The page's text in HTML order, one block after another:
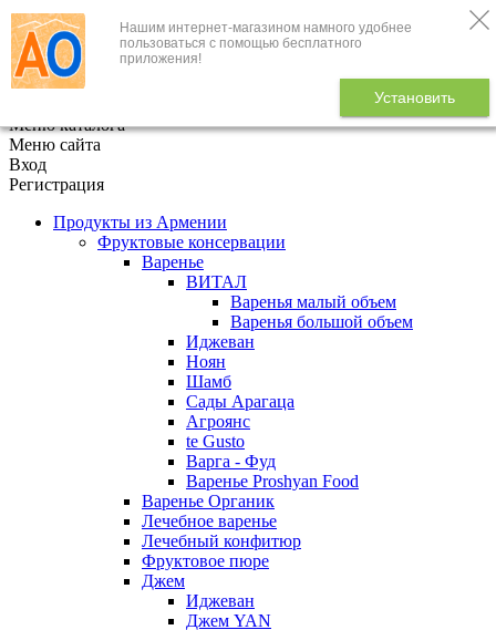
Нашим интернет-магазином намного удобнее
пользоваться с помощью бесплатного
приложения!
Установить
+7 (495) 646-888-1
В корзине
Меню каталога
Меню сайта
Вход
Регистрация
Продукты из Армении
Фруктовые консервации
Варенье
ВИТАЛ
Варенья малый объем
Варенья большой объем
Иджеван
Ноян
Шамб
Сады Арагаца
Агроянс
te Gusto
Варга - Фуд
Варенье Proshyan Food
Варенье Органик
Лечебное варенье
Лечебный конфитюр
Фруктовое пюре
Джем
Иджеван
Джем YAN